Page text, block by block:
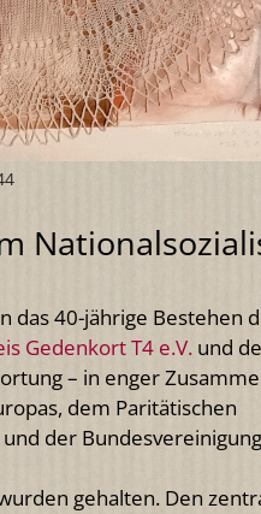
das 40-jährige Bestehen
Gedenkort T4 e.V. und
– in enger
dem Paritätischen
der
gehalten. Den